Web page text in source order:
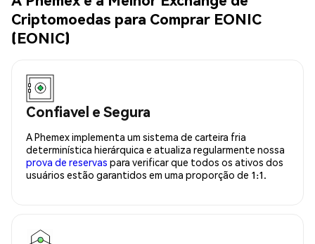
Criptomoedas para Comprar EONIC
(EONIC)
Confiavel e Segura
A Phemex implementa um sistema de carteira fria
determinística hierárquica e atualiza regularmente nossa
prova de reservas para verificar que todos os ativos dos
usuários estão garantidos em uma proporção de 1:1.